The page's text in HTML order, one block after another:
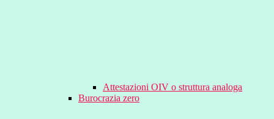
Attestazioni OIV o struttura analoga
Burocrazia zero